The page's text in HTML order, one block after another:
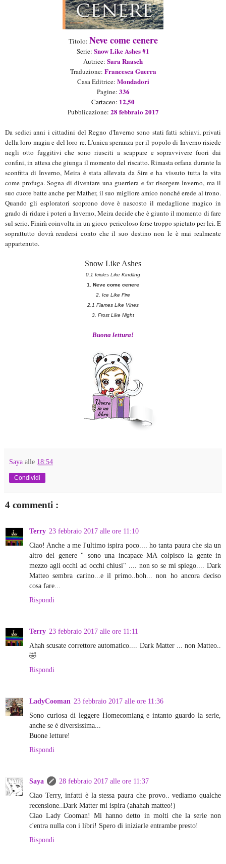
Titolo: Neve come cenere
Serie: Snow Like Ashes #1
Autrice: Sara Raasch
Traduzione: Francesca Guerra
Casa Editrice: Mondadori
Pagine: 336
Cartaceo: 12,50
Pubblicazione: 28 febbraio 2017
Da sedici anni i cittadini del Regno d'Inverno sono stati fatti schiavi, privati
della loro magia e del loro re. L'unica speranza per il popolo di Inverno risiede
negli otto fuggitivi che sono riusciti a scappare e sopravvivere fuori dai
confini, in attesa che giunga il momento del riscatto. Rimasta orfana durante la
sconfitta di Inverno, Meira è stata allevata da Sire e ha vissuto tutta la vita
come profuga. Sogna di diventare una guerriera e far risorgere Inverno, ma il
suo cuore batte anche per Mather, il suo migliore amico nonché erede al trono.
Quando gli esploratori scoprono dove è nascosto il medaglione magico in
grado di ridare i poteri a Inverno, Meira decide che è giunto il momento di fare
sul serio. Finirà coinvolta in un gioco pericoloso forse troppo spietato per lei. E
soprattutto dovrà rendersi conto che il suo destino non le è mai realmente
appartenuto.
Snow Like Ashes
0.1 Icicles Like Kindling
1. Neve come cenere
2. Ice Like Fire
2.1 Flames Like Vines
3. Frost Like Night
Buona lettura!
Saya alle 18:54
Condividi
4 commenti :
Terry 23 febbraio 2017 alle ore 11:10
Ciao! Anche a me l'ultimo ispira poco.... ho tanta paura che sia un
altro del genere " sono una incapace MA colpisco la gente in
mezzo agli occhi ad occhi chiusi" .... non so se mi spiego.... Dark
Matteo sembra carino...e il primo..boh... non ho ancora deciso
cosa fare...
Rispondi
Terry 23 febbraio 2017 alle ore 11:11
Ahah scusate correttore automatico.... Dark Matter ... non Matteo..
🤣
Rispondi
LadyCooman 23 febbraio 2017 alle ore 11:36
Sono curiosa di leggere Homecomiang e intanto guardo la serie,
anche se è diversissima...
Buone letture!
Rispondi
Saya
28 febbraio 2017 alle ore 11:37
Ciao Terry, infatti è la stessa paura che provo.. vediamo qualche
recensione..Dark Matter mi ispira (ahahah matteo!)
Ciao Lady Cooman! Mi hanno detto in molti che la serie non
c'entra nulla con i libri! Spero di iniziarle entrambe presto!
Rispondi